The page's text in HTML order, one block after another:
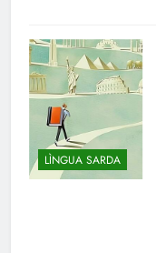
LÌNGUA SARDA